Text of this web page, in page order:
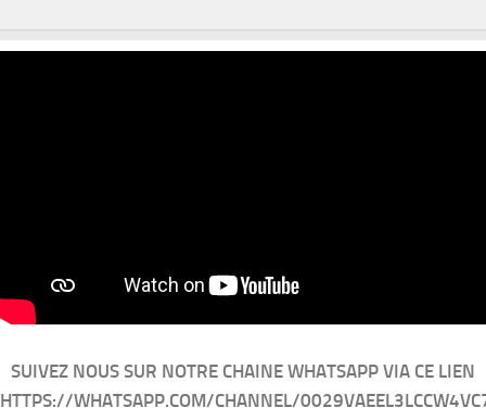
SUIVEZ NOUS SUR NOTRE CHAINE WHATSAPP VIA CE LIEN
HTTPS://WHATSAPP.COM/CHANNEL/